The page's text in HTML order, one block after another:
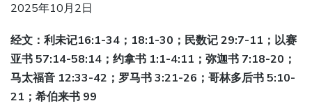
2025年10月2日
经文：利未记16:1-34；18:1-30；民数记 29:7-11；以赛
亚书 57:14-58:14；约拿书 1:1-4:11；弥迦书 7:18-20；
马太福音 12:33-42；罗马书 3:21-26；哥林多后书 5:10-
21；希伯来书 99